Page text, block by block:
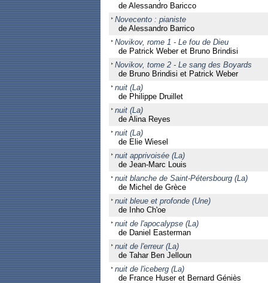
de Alessandro Baricco
Novecento : pianiste
de Alessandro Barrico
Novikov, rome 1 - Le fou de Dieu
de Patrick Weber et Bruno Brindisi
Novikov, tome 2 - Le sang des Boyards
de Bruno Brindisi et Patrick Weber
nuit (La)
de Philippe Druillet
nuit (La)
de Alina Reyes
nuit (La)
de Elie Wiesel
nuit apprivoisée (La)
de Jean-Marc Louis
nuit blanche de Saint-Pétersbourg (La)
de Michel de Grèce
nuit bleue et profonde (Une)
de Inho Ch'oe
nuit de l'apocalypse (La)
de Daniel Easterman
nuit de l'erreur (La)
de Tahar Ben Jelloun
nuit de l'iceberg (La)
de France Huser et Bernard Géniès